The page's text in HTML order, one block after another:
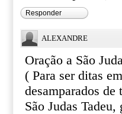
Responder
ALEXANDRE
Oração a São
( Para ser ditas
desamparados
São Judas